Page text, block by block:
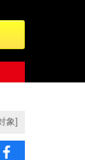
象]